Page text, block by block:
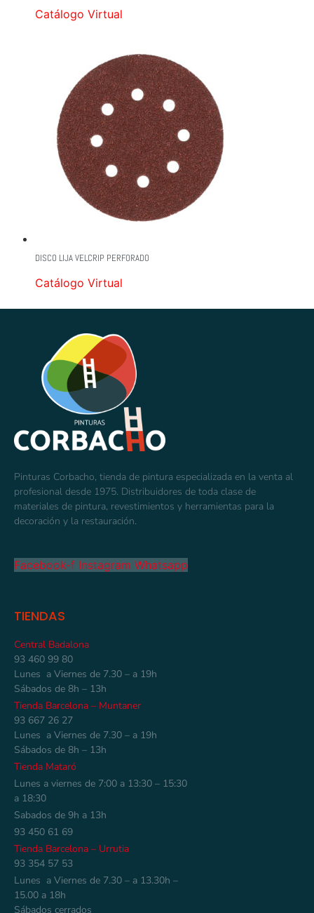
Catálogo Virtual
DISCO LIJA VELCRIP PERFORADO
Catálogo Virtual
Pinturas Corbacho, tienda de pintura especializada en la venta al
profesional desde 1975. Distribuidores de toda clase de
materiales de pintura, revestimientos y herramientas para la
decoración y la restauración.
Facebook-f Instagram Whatsapp
TIENDAS
Central Badalona
93 460 99 80
Lunes a Viernes de 7.30 – a 19h
Sábados de 8h – 13h
Tienda Barcelona – Muntaner
93 667 26 27
Lunes a Viernes de 7.30 – a 19h
Sábados de 8h – 13h
Tienda Mataró
Lunes a viernes de 7:00 a 13:30 – 15:30
a 18:30
Sabados de 9h a 13h
93 450 61 69
Tienda Barcelona – Urrutia
93 354 57 53
Lunes a Viernes de 7.30 – a 13.30h –
15.00 a 18h
Sábados cerrados